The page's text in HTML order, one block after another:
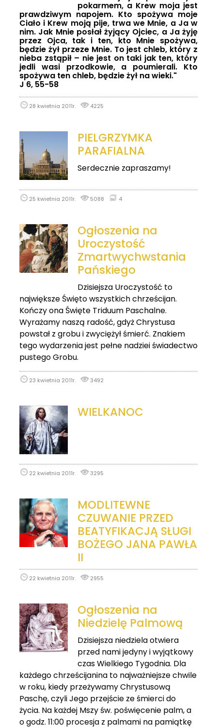
pokarmem, a Krew moja jest
prawdziwym napojem. Kto spożywa moje
Ciało i Krew moją pije, trwa we Mnie, a Ja w
nim. Jak Mnie posłał żyjący Ojciec, a Ja żyję
przez Ojca, tak i ten, kto Mnie spożywa,
będzie żył przeze Mnie. To jest chleb, który z
nieba zstąpił – nie jest on taki jak ten, który
jedli wasi przodkowie, a poumierali. Kto
spożywa ten chleb, będzie żył na wieki."
J 6, 55-58
28 kwietnia 2011r. 4225
PIELGRZYMKA
PARAFIALNA
Serdecznie zapraszamy!
25 kwietnia 2011r. 5088 4
Ogłoszenia na
Uroczystość
Zmartwychwstania
Pańskiego
Dzisiejsza Uroczystość to
największe Święto wszystkich chrześcijan.
Kończy ona Święte Triduum Paschalne.
Wyrażamy naszą radość, gdyż Chrystusa
powstał z grobu i zwyciężył śmierć. Znakiem
tego wydarzenia jest pełne nadziei świadectwo
pustego Grobu.
23 kwietnia 2011r. 3492
WIELKANOC
22 kwietnia 2011r. 3295
MODLITEWNE
CZUWANIE PRZED
BEATYFIKACJĄ SŁUGI
BOŻEGO JANA PAWŁA
II
22 kwietnia 2011r. 2955
Ogłoszenia na
Niedzielę Palmową
Dzisiejsza niedziela otwiera
przed nami jedyny i wyjątkowy
czas Wielkiego Tygodnia. Dla
każdego chrześcijanina to najważniejsze chwile
w roku, kiedy przeżywamy Chrystusową
Paschę, czyli Jego przejście ze śmierci do
życia. Na każdej Mszy św. poświęcenie palm, a
o godz. 11:00 procesja z palmami na pamiątkę